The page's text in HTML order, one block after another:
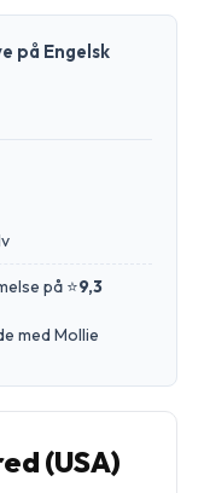
på Engelsk
på ⭐9,3
med Mollie
(USA)